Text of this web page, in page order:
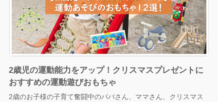
2歳児の運動能力をアップ！クリスマスプレゼントに
おすすめの運動遊びおもちゃ
2歳のお子様の子育て奮闘中のパパさん、ママさん、クリスマス